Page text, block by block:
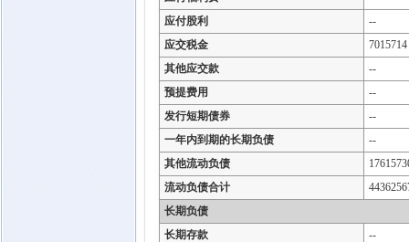
应付股利
--
应交税金
7015714
其他应交款
--
预提费用
--
发行短期债券
--
一年内到期的长期负债
--
其他流动负债
流动负债合计
长期负债
长期存款
--